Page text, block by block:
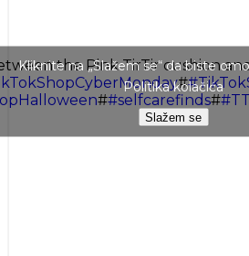
the Pink TirTir cushion
#
##selfcarefinds#
Kliknite na „Slažem se“ da biste
Politika kolačića
Slažem se